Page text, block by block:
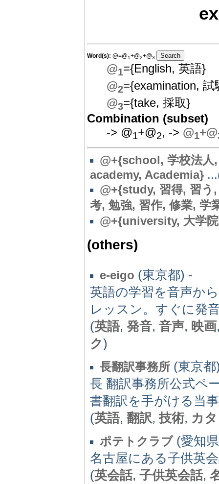
Word(s): @=@1+@2+@3
@1={English, 英語}
@2={examination,
@3={take, 採取}
Combination (subset)
-> @1+@2, -> @1+@
@+{school, 学校法人
academy, Academia}
@+{study, 習得, 習う
考, 勉強, 習作, 修業, 学
@+{university, 大学
(others)
e-eigo (東京都) -
英語の学習を音声か
レッスン。すぐに発
(英語, 発音, 音声, 映画
ク)
長翻訳事務所 (東京
長 翻訳事務所公式ペ
書翻訳を手がける当
(英語, 翻訳,技術, カ
ポテトクラブ(愛知
名古屋にある子供英
(英会話, 子供英会話,